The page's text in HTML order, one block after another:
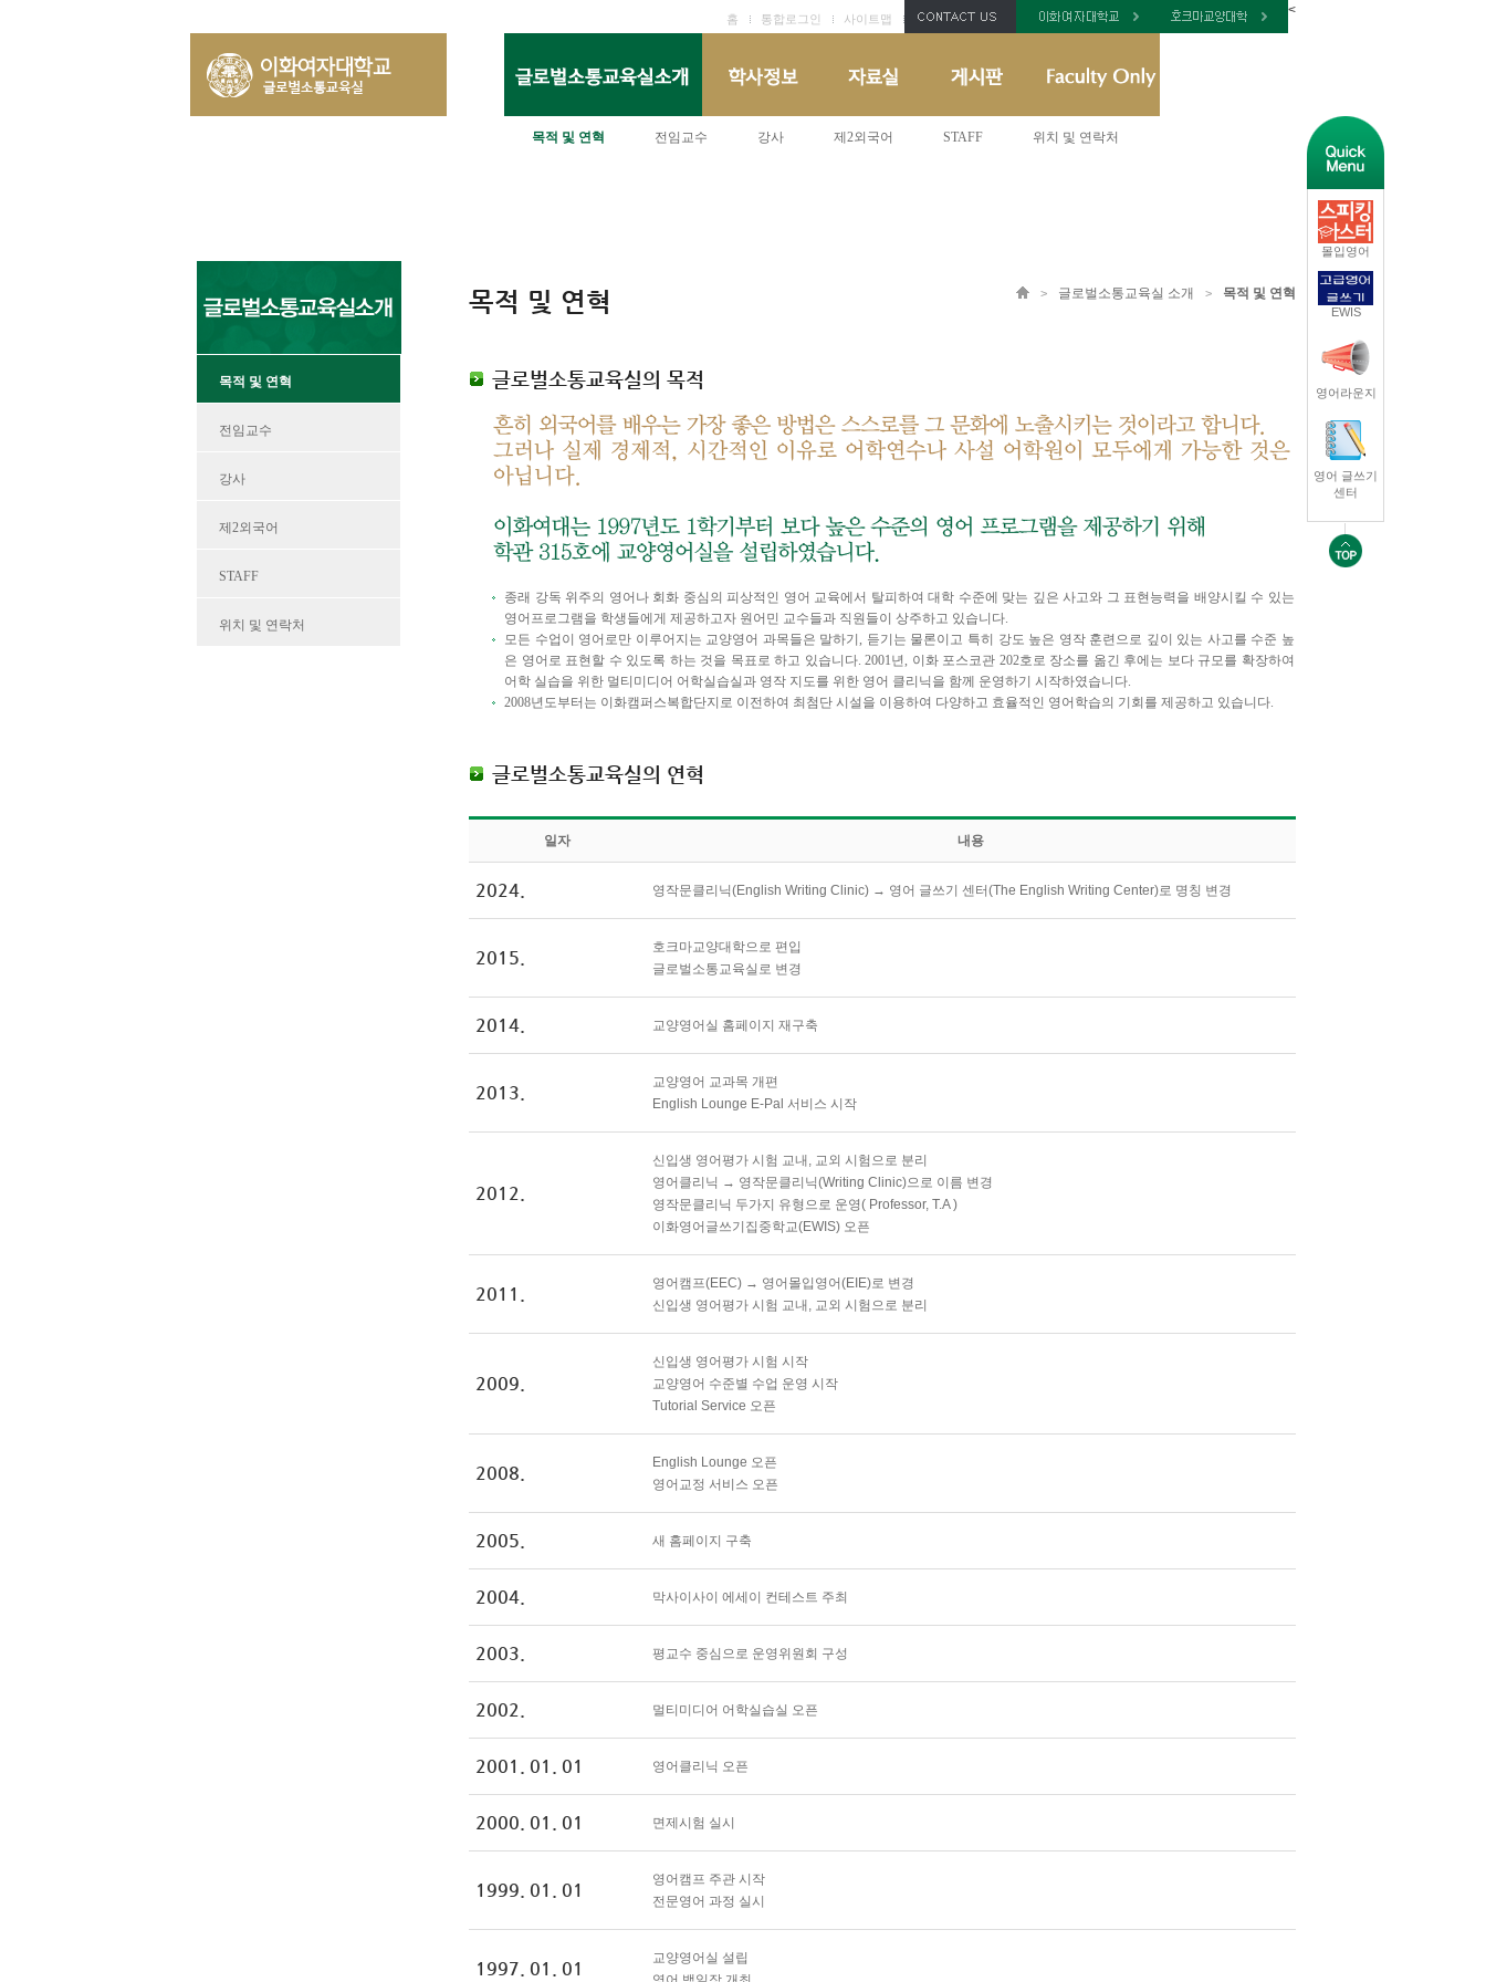
홈 통합로그인 사이트맵
<
목적 및 연혁 전임교수 강사 제2외국어 STAFF 위치 및 연락처
목적 및 연혁
전임교수
강사
제2외국어
STAFF
위치 및 연락처
글로벌소통교육실의 목적
종래 강독 위주의 영어나 회화 중심의 피상적인 영어 교육에서 탈피하여 대학 수준에 맞는 깊은 사고와 그 표현능력을 배양시킬 수 있는
영어프로그램을 학생들에게 제공하고자 원어민 교수들과 직원들이 상주하고 있습니다.
모든 수업이 영어로만 이루어지는 교양영어 과목들은 말하기, 듣기는 물론이고 특히 강도 높은 영작 훈련으로 깊이 있는 사고를 수준 높
은 영어로 표현할 수 있도록 하는 것을 목표로 하고 있습니다. 2001년, 이화 포스코관 202호로 장소를 옮긴 후에는 보다 규모를 확장하여
어학 실습을 위한 멀티미디어 어학실습실과 영작 지도를 위한 영어 클리닉을 함께 운영하기 시작하였습니다.
2008년도부터는 이화캠퍼스복합단지로 이전하여 최첨단 시설을 이용하여 다양하고 효율적인 영어학습의 기회를 제공하고 있습니다.
글로벌소통교육실의 연혁
일자 내용
2024. 영작문클리닉(English Writing Clinic) → 영어 글쓰기 센터(The English Writing Center)로 명칭 변경
2015.
호크마교양대학으로 편입
글로벌소통교육실로 변경
2014. 교양영어실 홈페이지 재구축
2013.
교양영어 교과목 개편
English Lounge E-Pal 서비스 시작
2012.
신입생 영어평가 시험 교내, 교외 시험으로 분리
영어클리닉 → 영작문클리닉(Writing Clinic)으로 이름 변경
영작문클리닉 두가지 유형으로 운영( Professor, T.A )
이화영어글쓰기집중학교(EWIS) 오픈
2011.
영어캠프(EEC) → 영어몰입영어(EIE)로 변경
신입생 영어평가 시험 교내, 교외 시험으로 분리
2009.
신입생 영어평가 시험 시작
교양영어 수준별 수업 운영 시작
Tutorial Service 오픈
2008.
English Lounge 오픈
영어교정 서비스 오픈
2005. 새 홈페이지 구축
2004. 막사이사이 에세이 컨테스트 주최
2003. 평교수 중심으로 운영위원회 구성
2002. 멀티미디어 어학실습실 오픈
2001. 01. 01 영어클리닉 오픈
2000. 01. 01 면제시험 실시
1999. 01. 01
영어캠프 주관 시작
전문영어 과정 실시
1997. 01. 01
교양영어실 설립
목적 및 연혁 > 글로벌소통교육실 소개 > 목적 및 연혁
몰입영어
EWIS
영어라운지
영어 글쓰기
센터